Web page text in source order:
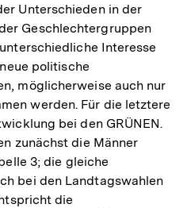
Unterschieden in der
Geschlechtergruppen
Interesse
politische
möglicherweise auch nur
werden. Für die letztere
bei den GRÜNEN.
zunächst die Männer
3; die gleiche
bei den Landtagswahlen
die